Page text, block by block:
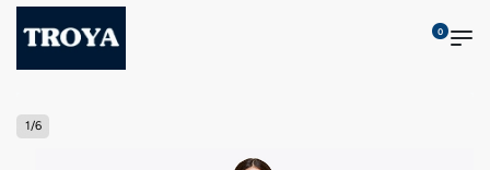
0
1/6